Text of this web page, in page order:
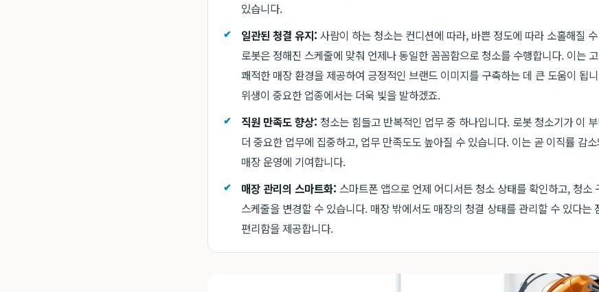
있습니다.
일관된 청결 유지: 사람이 하는 청소는 컨디션에 따라, 바쁜 정도에 따라 소홀해질
로봇은 정해진 스케줄에 맞춰 언제나 동일한 꼼꼼함으로 청소를 수행합니다. 이는
쾌적한 매장 환경을 제공하여 긍정적인 브랜드 이미지를 구축하는 데 큰 도움이 됩
위생이 중요한 업종에서는 더욱 빛을 발하겠죠.
직원 만족도 향상: 청소는 힘들고 반복적인 업무 중 하나입니다. 로봇 청소기가 이
더 중요한 업무에 집중하고, 업무 만족도도 높아질 수 있습니다. 이는 곧 이직률 감
매장 운영에 기여합니다.
매장 관리의 스마트화: 스마트폰 앱으로 언제 어디서든 청소 상태를 확인하고, 청소
스케줄을 변경할 수 있습니다. 매장 밖에서도 매장의 청결 상태를 관리할 수 있다는
편리함을 제공합니다.